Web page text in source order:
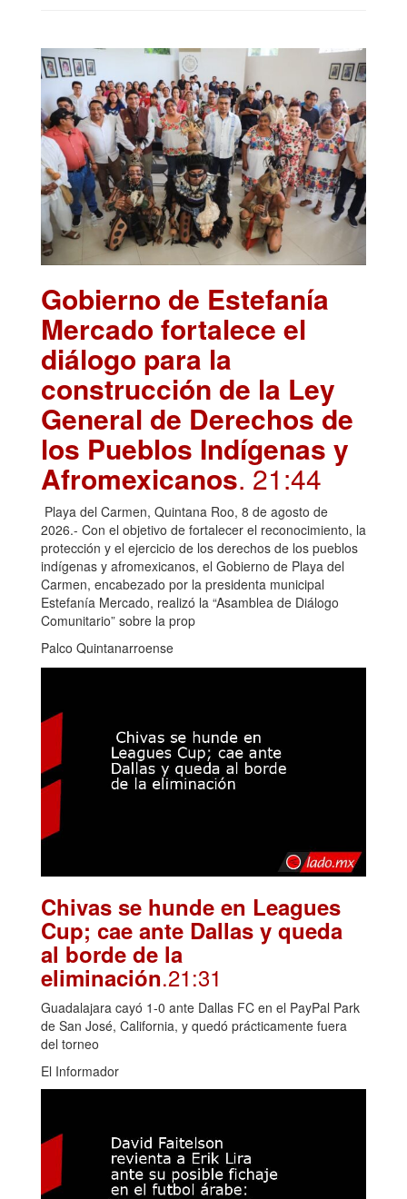
Gobierno de Estefanía
Mercado fortalece el
diálogo para la
construcción de la Ley
General de Derechos de
los Pueblos Indígenas y
Afromexicanos. 21:44
Playa del Carmen, Quintana Roo, 8 de agosto de
2026.- Con el objetivo de fortalecer el reconocimiento, la
protección y el ejercicio de los derechos de los pueblos
indígenas y afromexicanos, el Gobierno de Playa del
Carmen, encabezado por la presidenta municipal
Estefanía Mercado, realizó la “Asamblea de Diálogo
Comunitario” sobre la prop
Palco Quintanarroense
Chivas se hunde en Leagues
Cup; cae ante Dallas y queda
al borde de la
eliminación.21:31
Guadalajara cayó 1-0 ante Dallas FC en el PayPal Park
de San José, California, y quedó prácticamente fuera
del torneo
El Informador